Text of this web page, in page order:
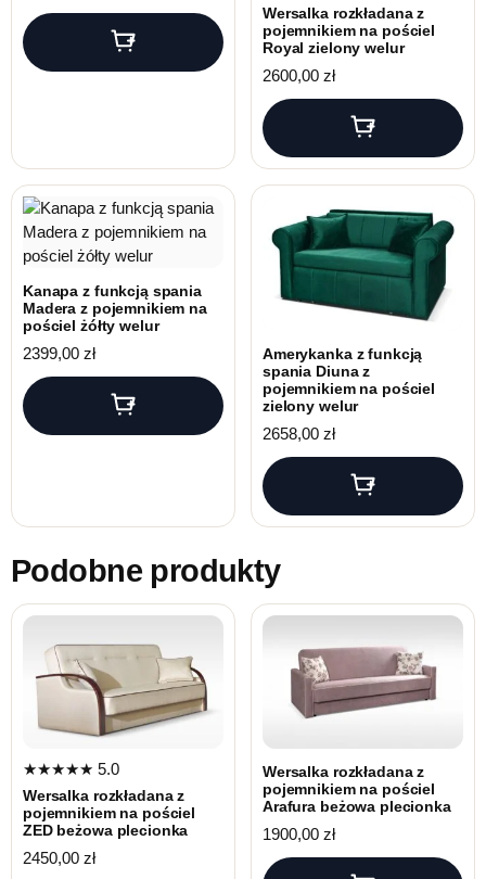
Wersalka rozkładana z
pojemnikiem na pościel
Royal zielony welur
2600,00 zł
Kanapa z funkcją spania
Madera z pojemnikiem na
pościel żółty welur
2399,00 zł
Amerykanka z funkcją
spania Diuna z
pojemnikiem na pościel
zielony welur
2658,00 zł
Podobne produkty
★★★★★ 5.0
Wersalka rozkładana z
pojemnikiem na pościel
ZED beżowa plecionka
2450,00 zł
Wersalka rozkładana z
pojemnikiem na pościel
Arafura beżowa plecionka
1900,00 zł